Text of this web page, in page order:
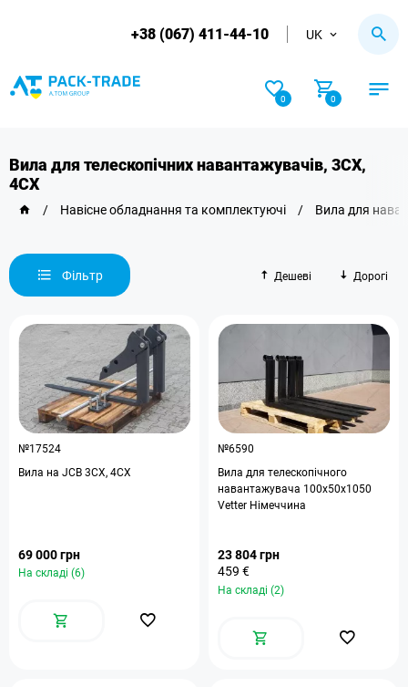
+38 (067) 411-44-10 UK
0 0
Вила для телескопічних навантажувачів, 3СХ,
4СХ
/ Навісне обладнання та комплектуючі / Вила для
Фільтр Дешеві Дорогі
№17524
Вила на JCB 3CX, 4CX
69 000 грн
На складі (6)
№6590
Вила для телескопічного
навантажувача 100х50х1050
Vetter Німеччина
23 804 грн
459 €
На складі (2)